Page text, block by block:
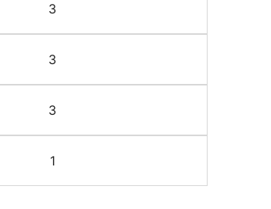
3
3
3
1